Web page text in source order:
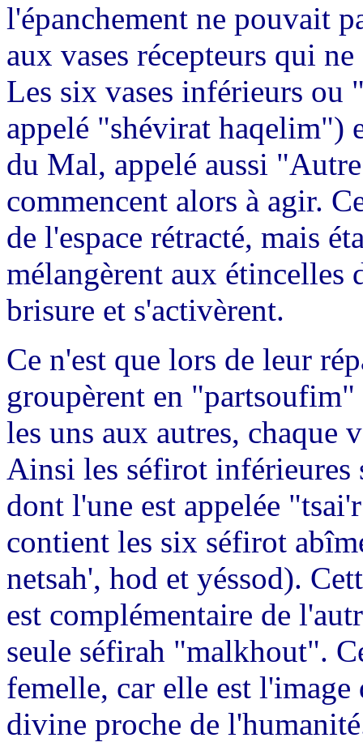
l'épanchement ne pouvait
aux vases récepteurs qui
Les six vases inférieurs ou
appelé "shévirat haqelim")
du Mal, appelé aussi
commencent alors à agir.
de l'espace rétracté, mais
mélangèrent aux étincelles
brisure et s'activèrent.
Ce n'est que lors de leur
groupèrent en "partsoufim"
les uns aux autres, chaque
Ainsi les séfirot inférieures
dont l'une est appelée
contient les six séfirot
netsah', hod et yéssod).
est complémentaire de
seule séfirah "malkhout".
femelle, car elle est l'image
divine proche de